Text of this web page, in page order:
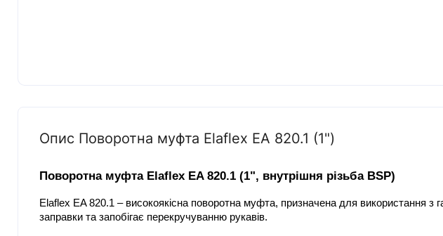
Опис Поворотна муфта Elaflex EA 820.1 (1")
Поворотна муфта Elaflex EA 820.1 (1", внутрішня різьба BSP)
Elaflex EA 820.1 – високоякісна поворотна муфта, призначена для використання з
заправки та запобігає перекручуванню рукавів.